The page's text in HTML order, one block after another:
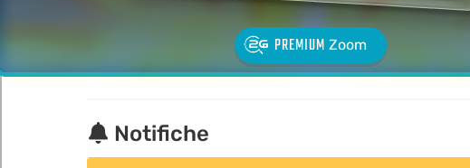
PREMIUM Zoom
Notifiche